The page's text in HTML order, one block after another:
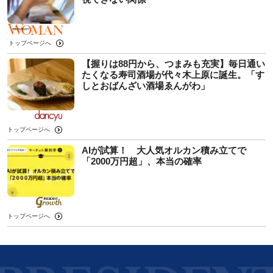
トップページへ
【握りは88円から、つまみも充実】毎日通い
たくなる寿司酒場が代々木上原に誕生。「す
しとおばんざい酒場ゑんがわ」
トップページへ
AIが試算！ 大人気オルカン積み立てで
「2000万円超」、本当の確率
トップページへ